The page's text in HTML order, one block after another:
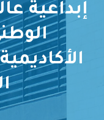
إبداعية